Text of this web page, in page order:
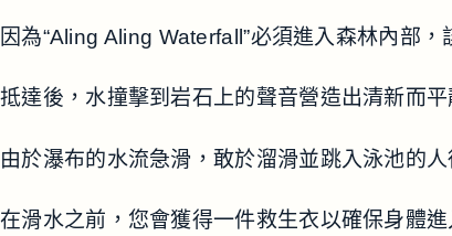
因為“Aling Aling Waterfall”必須進入森林內部
抵達後，水撞擊到岩石上的聲音營造出清新而
由於瀑布的水流急滑，敢於溜滑並跳入泳池的
在滑水之前，您會獲得一件救生衣以確保身體